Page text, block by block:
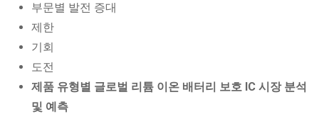
부문별 발전 증대
제한
기회
도전
제품 유형별 글로벌 리튬 이온 배터리 보호 IC 시장 분석
및 예측